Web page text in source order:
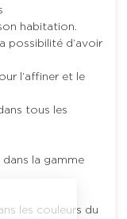
habitation.
possibilité d’avoir
l’affiner et le
tous les
dans la gamme
les couleurs du